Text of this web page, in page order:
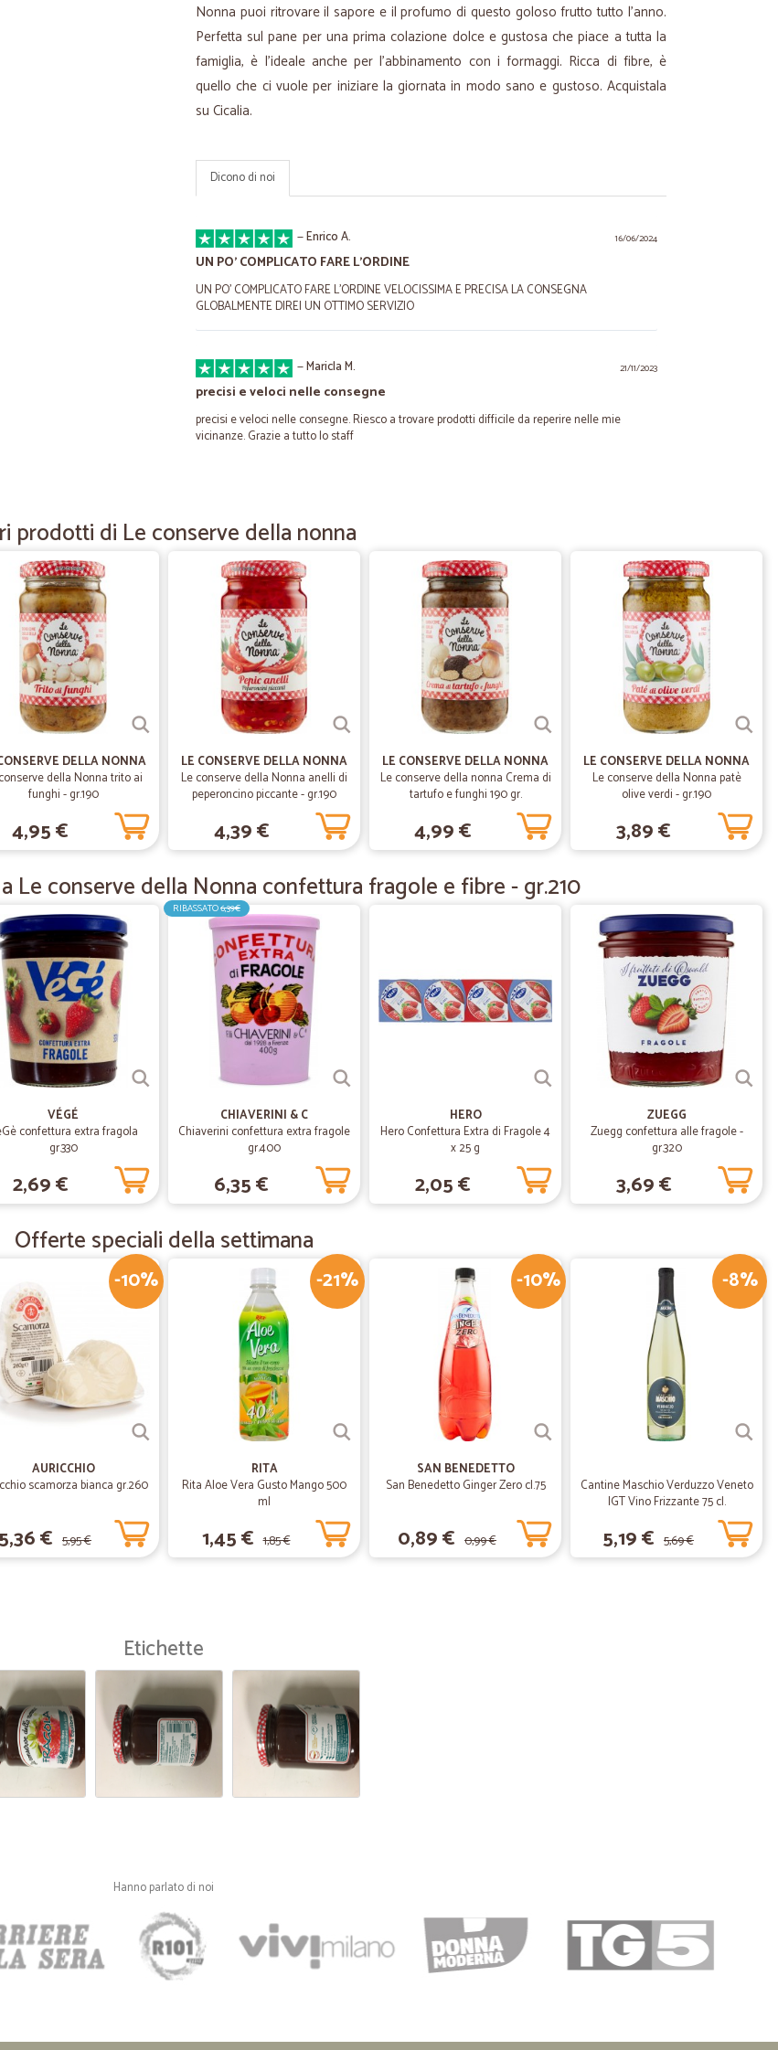
Nonna puoi ritrovare il sapore e il profumo di questo goloso frutto tutto l’anno.
Perfetta sul pane per una prima colazione dolce e gustosa che piace a tutta la
famiglia, è l’ideale anche per l’abbinamento con i formaggi. Ricca di fibre, è
quello che ci vuole per iniziare la giornata in modo sano e gustoso. Acquistala
su Cicalia.
Dicono di noi
16/06/2024
—Enrico A.
UN PO' COMPLICATO FARE L'ORDINE
UN PO' COMPLICATO FARE L'ORDINE VELOCISSIMA E PRECISA LA CONSEGNA
GLOBALMENTE DIREI UN OTTIMO SERVIZIO
21/11/2023
—Maricla M.
precisi e veloci nelle consegne
precisi e veloci nelle consegne. Riesco a trovare prodotti difficile da reperire nelle mie
vicinanze. Grazie a tutto lo staff
Convenienti e puntuali
risparmiando e con ottimi risultati.
20/06/2021
—
Perfetto…… spedizione veloce e prodotti…
Perfetto…… spedizione veloce e prodotti conformi
sono molto soddisfatto della spesa è…
sono molto soddisfatto della spesa è arrivato tutto con precisione. Grazie
30/05/2020
—.
Ottimo
Ottimo, tutto. Grazie
13/11/2019
— Joel fernando V.
Bene grazie
Bene grazie Tutto apostó con la sua priorita.
02/11/2019
—Franz W.
Sehr zufrieden,die Bestellung wurde…
Sehr zufrieden,die Bestellung wurde schnell und pünktlich erledigt
08/10/2019
Eleonora M.
Acquisto semplice e prodotti ottimi.. consigliato
24/05/2019
Francesco L.
professionali e veloci
Al giorno d' oggi non è comune trovare un azienda che segue il cliente in tutti i passaggi del
rapporto. Complimenti
prodotti di Le conserve della nonna
DELLA NONNA
della Nonna trito ai
funghi - gr.190
4,95 €
LE CONSERVE DELLA NONNA
Le conserve della Nonna anelli di
peperoncino piccante - gr.190
4,39 €
LE CONSERVE DELLA NONNA
Le conserve della nonna Crema di
tartufo e funghi 190 gr.
4,99 €
LE CONSERVE DELLA NONNA
Le conserve della Nonna patè
olive verdi - gr.190
3,89 €
Le conserve della Nonna confettura fragole e fibre - gr.210
VÉGÉ
confettura extra fragola
gr.330
2,69 €
RIBASSATO6,39€
CHIAVERINI & C
Chiaverini confettura extra fragole
gr.400
6,35 €
HERO
Hero Confettura Extra di Fragole 4
x 25 g
2,05 €
ZUEGG
Zuegg confettura alle fragole -
gr.320
3,69 €
Offerte speciali della settimana
-10%
AURICCHIO
scamorza bianca gr.260
5,36 € 5,95 €
-21%
RITA
Rita Aloe Vera Gusto Mango 500
ml
1,45 € 1,85 €
-10%
SAN BENEDETTO
San Benedetto Ginger Zero cl.75
0,89 € 0,99 €
-8%
Cantine Maschio Verduzzo Veneto
IGT Vino Frizzante 75 cl.
5,19 € 5,69 €
Etichette
Hanno parlato di noi